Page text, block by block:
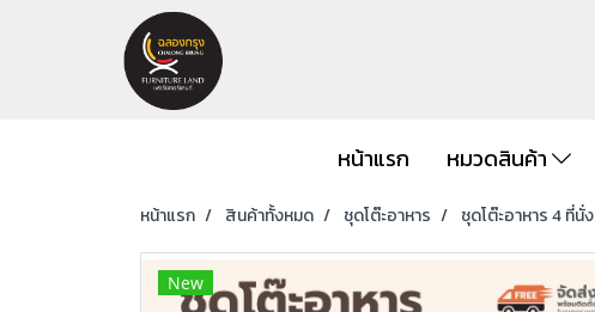
หน้าแรก หมวดสินค้า
หน้าแรก สินค้าทั้งหมด ชุดโต๊ะอาหาร ชุดโต๊ะอาหาร 4 ที่นั่ง
New